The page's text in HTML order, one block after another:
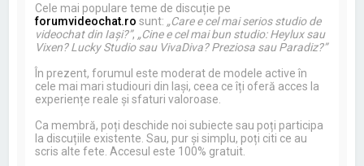
Cele mai populare teme de discuție pe
forumvideochat.ro sunt: „Care e cel mai serios studio de
videochat din Iași?”, „Cine e cel mai bun studio: Heylux sau
Vixen? Lucky Studio sau VivaDiva? Preziosa sau Paradiz?”
În prezent, forumul este moderat de modele active în
cele mai mari studiouri din Iași, ceea ce îți oferă acces la
experiențe reale și sfaturi valoroase.
Ca membră, poți deschide noi subiecte sau poți participa
la discuțiile existente. Sau, pur și simplu, poți citi ce au
scris alte fete. Accesul este 100% gratuit.